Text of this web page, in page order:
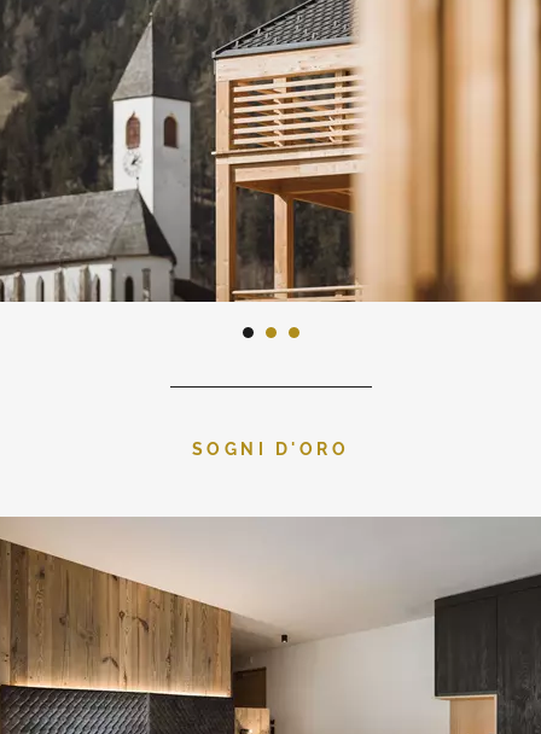
SOGNI D'ORO